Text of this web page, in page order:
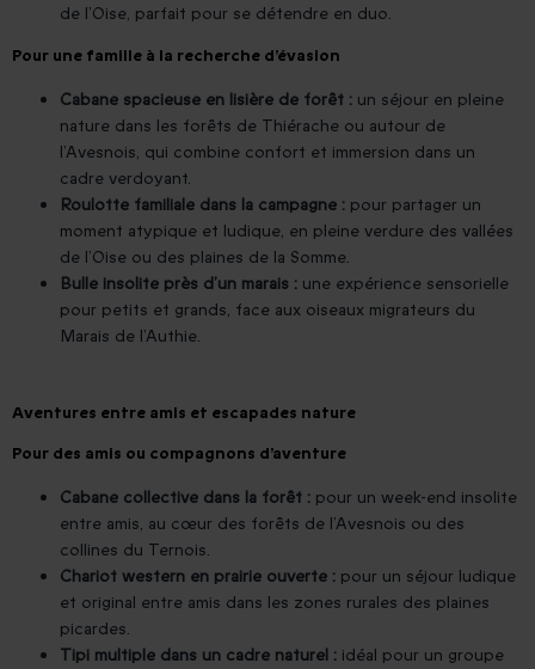
de l’Oise, parfait pour se détendre en duo.
Pour une famille à la recherche d’évasion
Cabane spacieuse en lisière de forêt : un séjour en pleine
nature dans les forêts de Thiérache ou autour de
l’Avesnois, qui combine confort et immersion dans un
cadre verdoyant.
Roulotte familiale dans la campagne : pour partager un
moment atypique et ludique, en pleine verdure des vallées
de l’Oise ou des plaines de la Somme.
Bulle insolite près d’un marais : une expérience sensorielle
pour petits et grands, face aux oiseaux migrateurs du
Marais de l’Authie.
Aventures entre amis et escapades nature
Pour des amis ou compagnons d’aventure
Cabane collective dans la forêt : pour un week-end insolite
entre amis, au cœur des forêts de l’Avesnois ou des
collines du Ternois.
Chariot western en prairie ouverte : pour un séjour ludique
et original entre amis dans les zones rurales des plaines
picardes.
Tipi multiple dans un cadre naturel : idéal pour un groupe